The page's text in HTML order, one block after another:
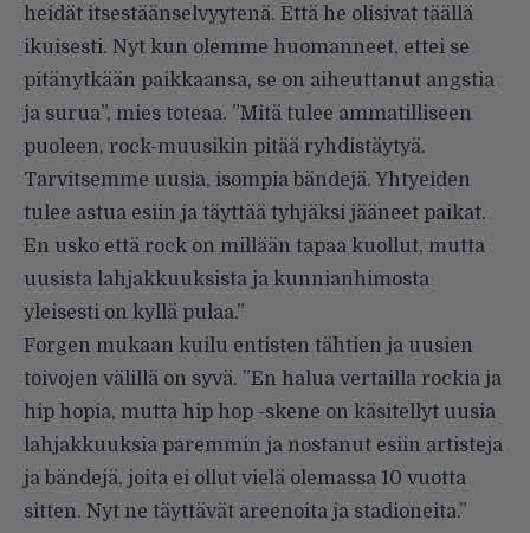
heidät itsestäänselvyytenä. Että he olisivat täällä
ikuisesti. Nyt kun olemme huomanneet, ettei se
pitänytkään paikkaansa, se on aiheuttanut angstia
ja surua”, mies toteaa. ”Mitä tulee ammatilliseen
puoleen, rock-muusikin pitää ryhdistäytyä.
Tarvitsemme uusia, isompia bändejä. Yhtyeiden
tulee astua esiin ja täyttää tyhjäksi jääneet paikat.
En usko että rock on millään tapaa kuollut, mutta
uusista lahjakkuuksista ja kunnianhimosta
yleisesti on kyllä pulaa.”
Forgen mukaan kuilu entisten tähtien ja uusien
toivojen välillä on syvä. ”En halua vertailla rockia ja
hip hopia, mutta hip hop -skene on käsitellyt uusia
lahjakkuuksia paremmin ja nostanut esiin artisteja
ja bändejä, joita ei ollut vielä olemassa 10 vuotta
sitten. Nyt ne täyttävät areenoita ja stadioneita.”